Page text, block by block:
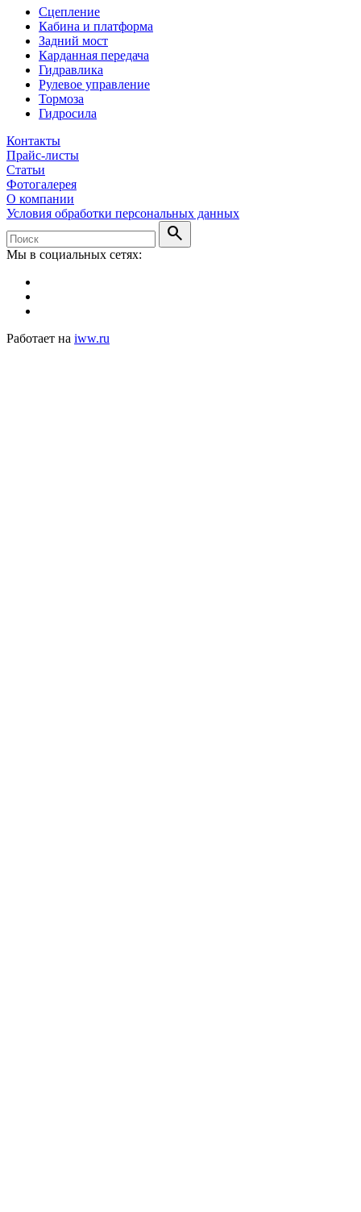
Сцепление
Кабина и платформа
Задний мост
Карданная передача
Гидравлика
Рулевое управление
Тормоза
Гидросила
Контакты
Прайс-листы
Статьи
Фотогалерея
О компании
Условия обработки персональных данных
search
Мы в социальных сетях:
Работает на iww.ru